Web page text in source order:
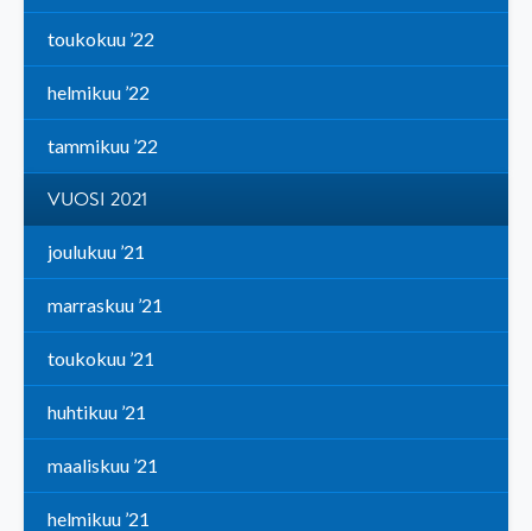
toukokuu ’22
helmikuu ’22
tammikuu ’22
VUOSI 2021
joulukuu ’21
marraskuu ’21
toukokuu ’21
huhtikuu ’21
maaliskuu ’21
helmikuu ’21